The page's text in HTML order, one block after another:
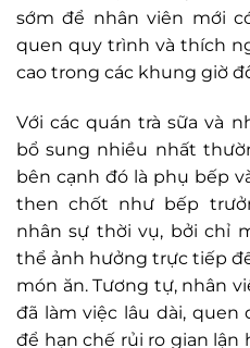
sớm để nhân viên mới
quen quy trình và thích
cao trong các khung giờ
Với các quán trà sữa và
bổ sung nhiều nhất
bên cạnh đó là phụ bếp
then chốt như bếp
nhân sự thời vụ, bởi chỉ
thể ảnh hưởng trực tiếp
món ăn. Tương tự, nhân
đã làm việc lâu dài,
để hạn chế rủi ro gian